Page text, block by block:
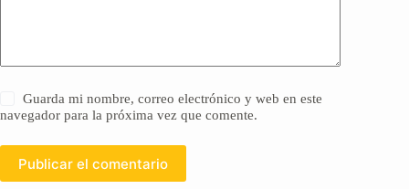
Guarda mi nombre, correo electrónico y web en este
navegador para la próxima vez que comente.
Publicar el comentario